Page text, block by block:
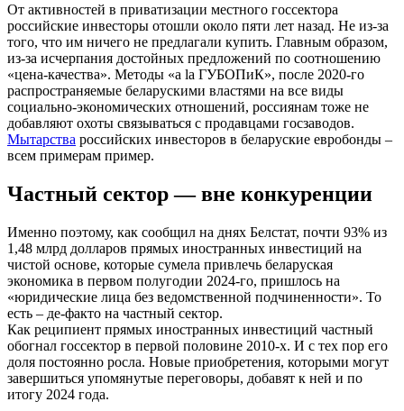
От активностей в приватизации местного госсектора
российские инвесторы отошли около пяти лет назад. Не из-за
того, что им ничего не предлагали купить. Главным образом,
из-за исчерпания достойных предложений по соотношению
«цена-качества». Методы «a la ГУБОПиК», после 2020-го
распространяемые беларускими властями на все виды
социально-экономических отношений, россиянам тоже не
добавляют охоты связываться с продавцами госзаводов.
Мытарства российских инвесторов в беларуские евробонды –
всем примерам пример.
Частный сектор — вне конкуренции
Именно поэтому, как сообщил на днях Белстат, почти 93% из
1,48 млрд долларов прямых иностранных инвестиций на
чистой основе, которые сумела привлечь беларуская
экономика в первом полугодии 2024-го, пришлось на
«юридические лица без ведомственной подчиненности». То
есть – де-факто на частный сектор.
Как реципиент прямых иностранных инвестиций частный
обогнал госсектор в первой половине 2010-х. И с тех пор его
доля постоянно росла. Новые приобретения, которыми могут
завершиться упомянутые переговоры, добавят к ней и по
итогу 2024 года.